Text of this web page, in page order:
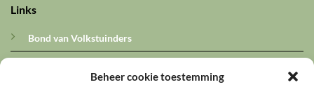
Beheer cookie toestemming
Links
Bond van Volkstuinders